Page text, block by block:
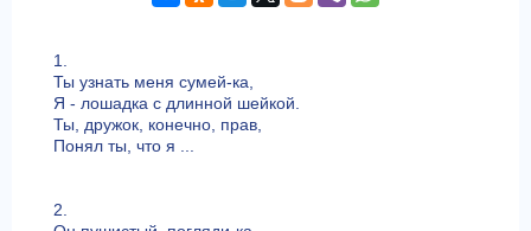
1.
Ты узнать меня сумей-ка,
Я - лошадка с длинной шейкой.
Ты, дружок, конечно, прав,
Понял ты, что я ...
2.